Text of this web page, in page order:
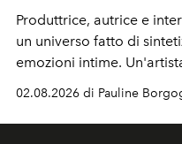
Produttrice, autrice e
un universo fatto di
emozioni intime.
02.08.2026 di Pauline